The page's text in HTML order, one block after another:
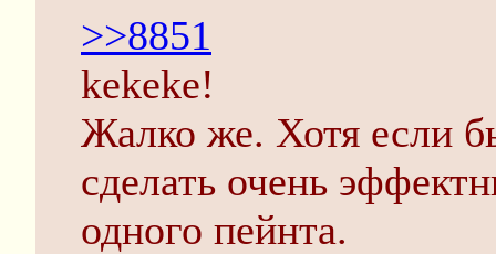
>>8851
kekeke!
Жалко же. Хотя если
сделать очень
одного пейнта.